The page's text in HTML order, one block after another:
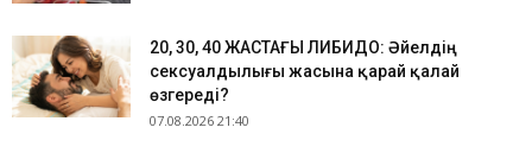
​20, 30, 40 ЖАСТАҒЫ ЛИБИДО: Әйелдің
сексуалдылығы жасына қарай қалай
өзгереді?
07.08.2026 21:40